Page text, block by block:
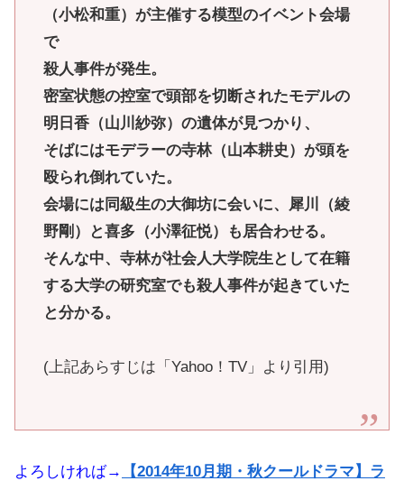
（小松和重）が主催する模型のイベント会場
で
殺人事件が発生。
密室状態の控室で頭部を切断されたモデルの
明日香（山川紗弥）の遺体が見つかり、
そばにはモデラーの寺林（山本耕史）が頭を
殴られ倒れていた。
会場には同級生の大御坊に会いに、犀川（綾
野剛）と喜多（小澤征悦）も居合わせる。
そんな中、寺林が社会人大学院生として在籍
する大学の研究室でも殺人事件が起きていた
と分かる。
(上記あらすじは「Yahoo！TV」より引用)
よろしければ→
【2014年10月期・秋クールドラマ】ラ